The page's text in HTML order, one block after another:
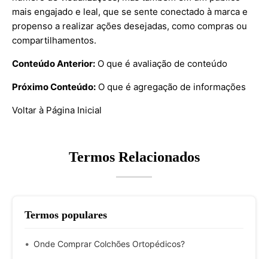
mais engajado e leal, que se sente conectado à marca e
propenso a realizar ações desejadas, como compras ou
compartilhamentos.
Conteúdo Anterior: O que é avaliação de conteúdo
Próximo Conteúdo: O que é agregação de informações
Voltar à Página Inicial
Termos Relacionados
Termos populares
Onde Comprar Colchões Ortopédicos?